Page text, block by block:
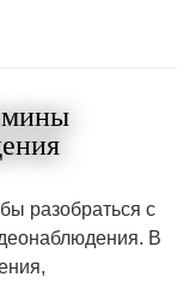
разобраться с
В